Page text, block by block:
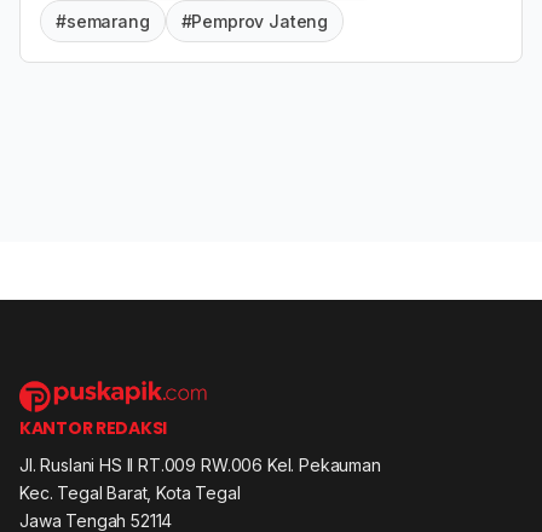
#semarang #Pemprov Jateng
KANTOR REDAKSI
Jl. Ruslani HS II RT.009 RW.006 Kel. Pekauman
Kec. Tegal Barat, Kota Tegal
Jawa Tengah 52114